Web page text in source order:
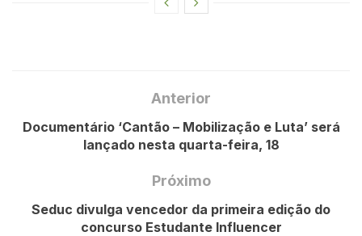
Anterior
Documentário ‘Cantão – Mobilização e Luta’ será
lançado nesta quarta-feira, 18
Próximo
Seduc divulga vencedor da primeira edição do
concurso Estudante Influencer